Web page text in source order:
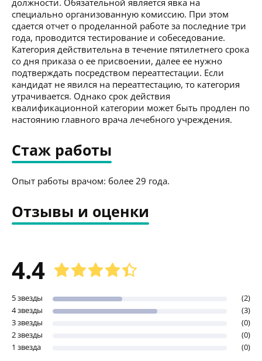
специально организованную комиссию. При этом
сдается отчет о проделанной работе за последние три
года, проводится тестирование и собеседование.
Категория действительна в течение пятилетнего срока
со дня приказа о ее присвоении, далее ее нужно
подтверждать посредством переаттестации. Если
кандидат не явился на переаттестацию, то категория
утрачивается. Однако срок действия
квалификационной категории может быть продлен по
настоянию главного врача лечебного учреждения.
Стаж работы
Опыт работы врачом: более 29 года.
Отзывы и оценки
4.4
5 звезды
(2)
4 звезды
(3)
3 звезды
(0)
2 звезды
(0)
1 звезда
(0)